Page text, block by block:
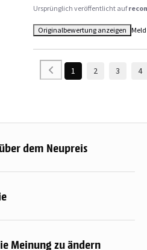
Ursprünglich veröffentlicht auf
Originalbewertung anzeigen
1 2 3 4
dem Neupreis
Meinung zu ändern